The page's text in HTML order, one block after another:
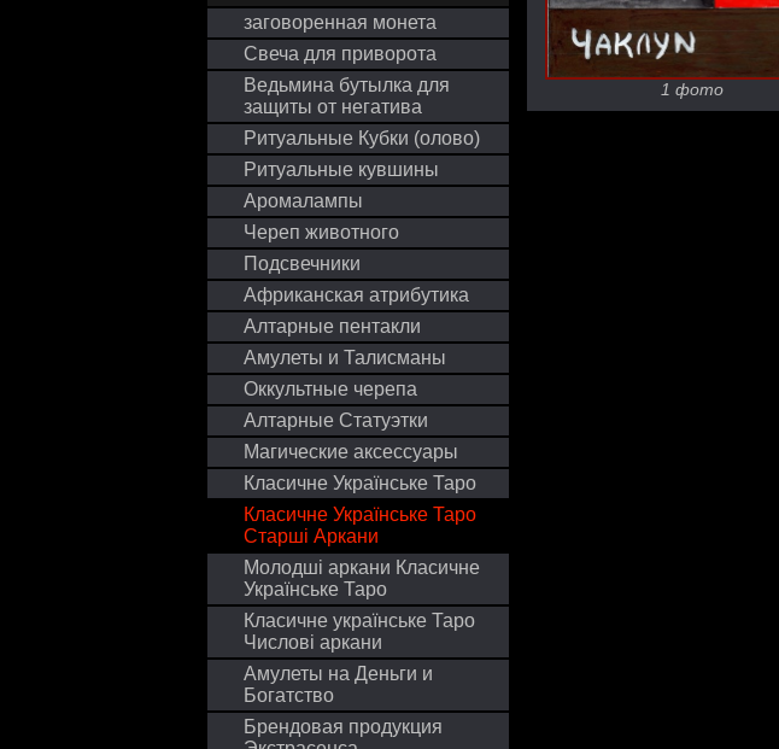
заговоренная монета
Свеча для приворота
Ведьмина бутылка для
защиты от негатива
Ритуальные Кубки (олово)
Ритуальные кувшины
Аромалампы
Череп животного
Подсвечники
Африканская атрибутика
Алтарные пентакли
Амулеты и Талисманы
Оккультные черепа
Алтарные Статуэтки
Магические аксессуары
Класичне Українське Таро
Класичне Українське Таро
Старші Аркани
Молодші аркани Класичне
Українське Таро
Класичне українське Таро
Числові аркани
Амулеты на Деньги и
Богатство
Брендовая продукция
1 фото